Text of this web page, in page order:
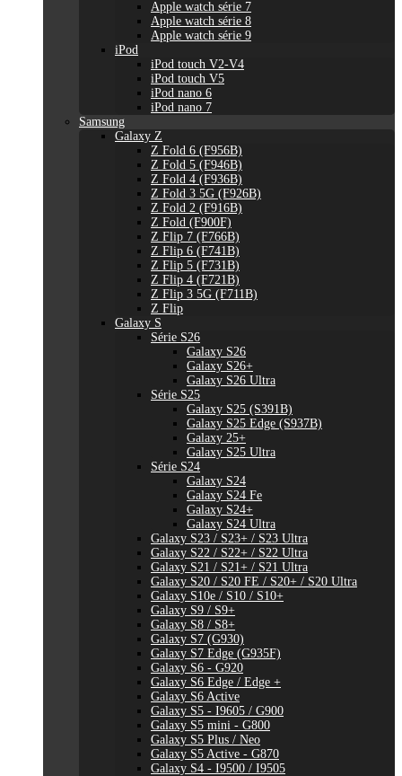
Apple watch série 7
Apple watch série 8
Apple watch série 9
iPod
iPod touch V2-V4
iPod touch V5
iPod nano 6
iPod nano 7
Samsung
Galaxy Z
Z Fold 6 (F956B)
Z Fold 5 (F946B)
Z Fold 4 (F936B)
Z Fold 3 5G (F926B)
Z Fold 2 (F916B)
Z Fold (F900F)
Z Flip 7 (F766B)
Z Flip 6 (F741B)
Z Flip 5 (F731B)
Z Flip 4 (F721B)
Z Flip 3 5G (F711B)
Z Flip
Galaxy S
Série S26
Galaxy S26
Galaxy S26+
Galaxy S26 Ultra
Série S25
Galaxy S25 (S391B)
Galaxy S25 Edge (S937B)
Galaxy 25+
Galaxy S25 Ultra
Série S24
Galaxy S24
Galaxy S24 Fe
Galaxy S24+
Galaxy S24 Ultra
Galaxy S23 / S23+ / S23 Ultra
Galaxy S22 / S22+ / S22 Ultra
Galaxy S21 / S21+ / S21 Ultra
Galaxy S20 / S20 FE / S20+ / S20 Ultra
Galaxy S10e / S10 / S10+
Galaxy S9 / S9+
Galaxy S8 / S8+
Galaxy S7 (G930)
Galaxy S7 Edge (G935F)
Galaxy S6 - G920
Galaxy S6 Edge / Edge +
Galaxy S6 Active
Galaxy S5 - I9605 / G900
Galaxy S5 mini - G800
Galaxy S5 Plus / Neo
Galaxy S5 Active - G870
Galaxy S4 - I9500 / I9505